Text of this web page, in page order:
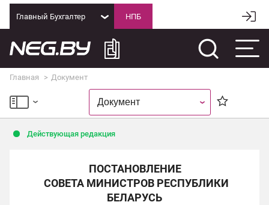
Главный Бухгалтер
Главная Документ
Действующая редакция
ПОСТАНОВЛЕНИЕ
СОВЕТА МИНИСТРОВ РЕСПУБЛИКИ
БЕЛАРУСЬ